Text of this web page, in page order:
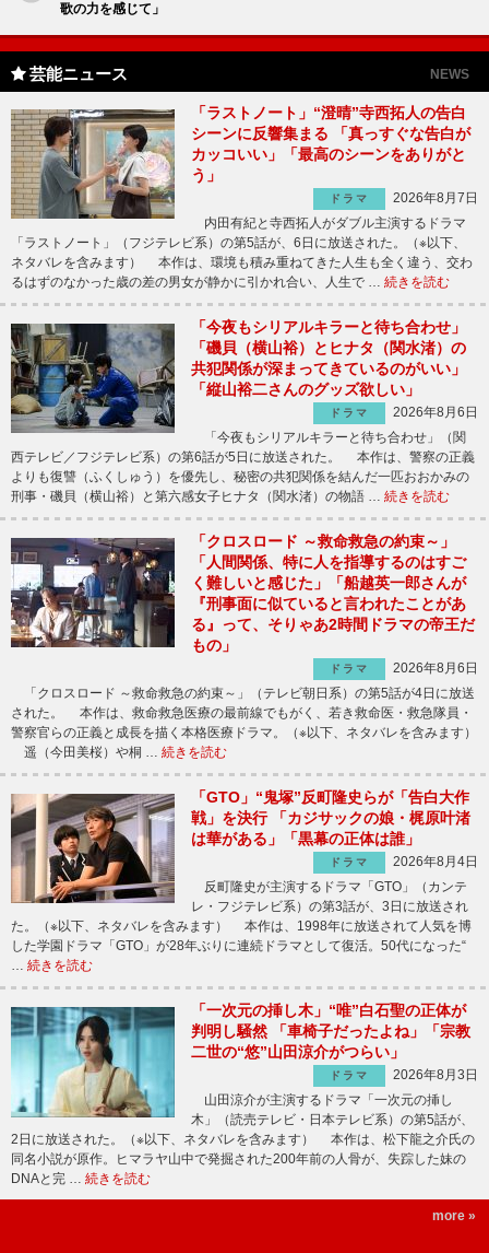
歌の力を感じて」
芸能ニュース NEWS
「ラストノート」“澄晴”寺西拓人の告白
シーンに反響集まる 「真っすぐな告白が
カッコいい」「最高のシーンをありがと
う」
ドラマ
2026年8月7日
内田有紀と寺西拓人がダブル主演するドラマ
「ラストノート」（フジテレビ系）の第5話が、6日に放送された。（※以下、
ネタバレを含みます） 本作は、環境も積み重ねてきた人生も全く違う、交わ
るはずのなかった歳の差の男女が静かに引かれ合い、人生で … 続きを読む
「今夜もシリアルキラーと待ち合わせ」
「磯貝（横山裕）とヒナタ（関水渚）の
共犯関係が深まってきているのがいい」
「縦山裕二さんのグッズ欲しい」
ドラマ
2026年8月6日
「今夜もシリアルキラーと待ち合わせ」（関
西テレビ／フジテレビ系）の第6話が5日に放送された。 本作は、警察の正義
よりも復讐（ふくしゅう）を優先し、秘密の共犯関係を結んだ一匹おおかみの
刑事・磯貝（横山裕）と第六感女子ヒナタ（関水渚）の物語 … 続きを読む
「クロスロード ～救命救急の約束～」
「人間関係、特に人を指導するのはすご
く難しいと感じた」「船越英一郎さんが
『刑事面に似ていると言われたことがあ
る』って、そりゃあ2時間ドラマの帝王だ
もの」
ドラマ
2026年8月6日
「クロスロード ～救命救急の約束～」（テレビ朝日系）の第5話が4日に放送
された。 本作は、救命救急医療の最前線でもがく、若き救命医・救急隊員・
警察官らの正義と成長を描く本格医療ドラマ。（※以下、ネタバレを含みます）
遥（今田美桜）や桐 … 続きを読む
「GTO」“鬼塚”反町隆史らが「告白大作
戦」を決行 「カジサックの娘・梶原叶渚
は華がある」「黒幕の正体は誰」
ドラマ
2026年8月4日
反町隆史が主演するドラマ「GTO」（カンテ
レ・フジテレビ系）の第3話が、3日に放送され
た。（※以下、ネタバレを含みます） 本作は、1998年に放送されて人気を博
した学園ドラマ「GTO」が28年ぶりに連続ドラマとして復活。50代になった“
… 続きを読む
「一次元の挿し木」“唯”白石聖の正体が
判明し騒然 「車椅子だったよね」「宗教
二世の“悠”山田涼介がつらい」
ドラマ
2026年8月3日
山田涼介が主演するドラマ「一次元の挿し
木」（読売テレビ・日本テレビ系）の第5話が、
2日に放送された。（※以下、ネタバレを含みます） 本作は、松下龍之介氏の
同名小説が原作。ヒマラヤ山中で発掘された200年前の人骨が、失踪した妹の
DNAと完 … 続きを読む
more »